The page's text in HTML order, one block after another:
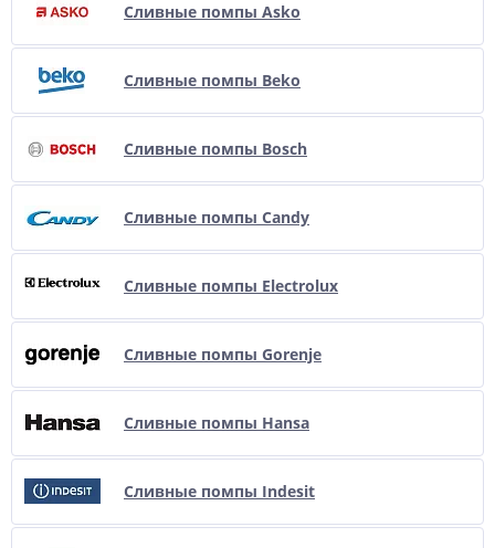
Сливные помпы Asko
Сливные помпы Beko
Сливные помпы Bosch
Сливные помпы Candy
Сливные помпы Electrolux
Сливные помпы Gorenje
Сливные помпы Hansa
Сливные помпы Indesit